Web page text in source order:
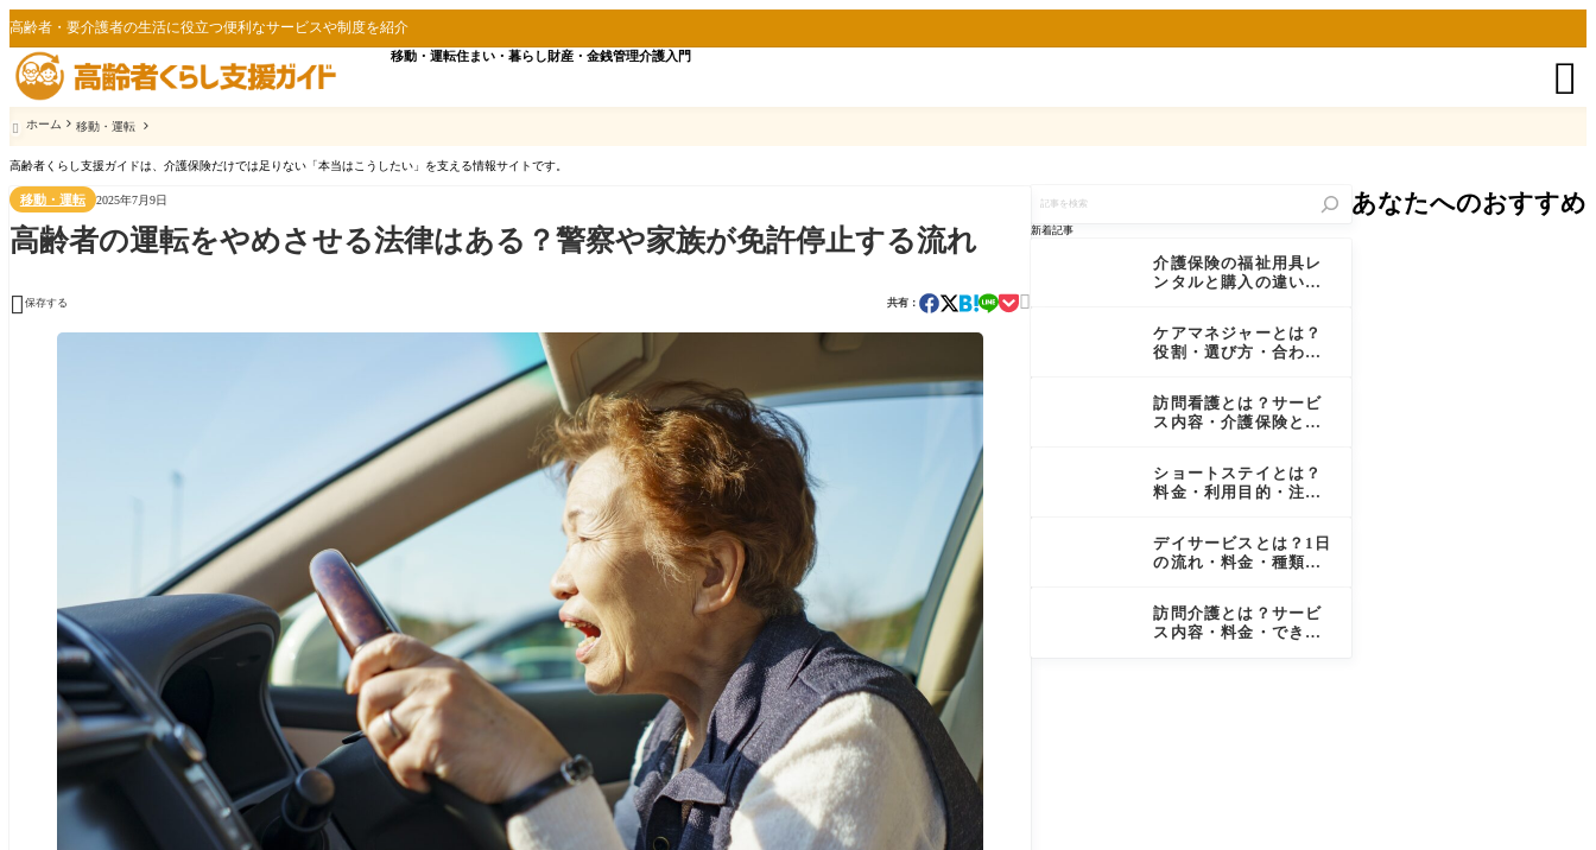
高齢者・要介護者の生活に役立つ便利なサービスや制度を紹介
移動・運転住まい・暮らし 財産・金銭管理介護入門 
 ホーム 移動・運転
高齢者くらし支援ガイドは、介護保険だけでは足りない「本当はこうしたい」を支える情報サイトです。
移動・運転 2025年7月9日
高齢者の運転をやめさせる法律はある？警察や家族が免許停止する流れ
 保存する 共有： 
を
検
新着記事
介護保険の福祉用具レ
ンタルと購入の違い｜
りやすく解説
ケアマネジャーとは？
役割・選び方・合わな
訪問看護とは？サービ
ス内容・介護保険と医
ショートステイとは？
料金・利用目的・注意
デイサービスとは？1日
の流れ・料金・種類と
訪問介護とは？サービ
ス内容・料金・できな
あなたへのおすすめ